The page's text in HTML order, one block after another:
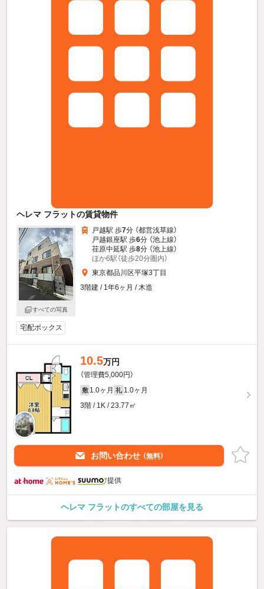
ヘレマ フラットの賃貸物件
すべての写真
戸越駅 歩7分 （都営浅草線）
戸越銀座駅 歩6分 （池上線）
荏原中延駅 歩8分 （池上線）
ほか6駅（徒歩20分圏内）
東京都品川区平塚3丁目
3階建 / 1年6ヶ月 / 木造
宅配ボックス
10.5万円
（管理費5,000円）
敷 1.0ヶ月 礼 1.0ヶ月
3階 / 1K / 23.77㎡
お問い合わせ （無料）
提供
ヘレマ フラットのすべての部屋を見る